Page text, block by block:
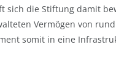
sich die Stiftung damit
Vermögen von
somit in eine